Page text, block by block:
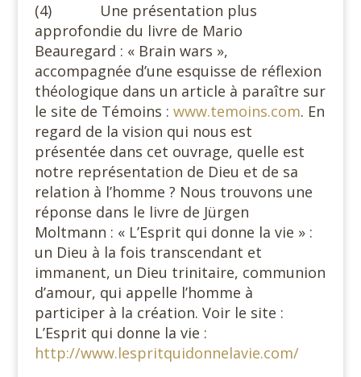
(4) Une présentation plus
approfondie du livre de Mario
Beauregard : « Brain wars »,
accompagnée d’une esquisse de réflexion
théologique dans un article à paraître sur
le site de Témoins : www.temoins.com. En
regard de la vision qui nous est
présentée dans cet ouvrage, quelle est
notre représentation de Dieu et de sa
relation à l’homme ? Nous trouvons une
réponse dans le livre de Jürgen
Moltmann : « L’Esprit qui donne la vie » :
un Dieu à la fois transcendant et
immanent, un Dieu trinitaire, communion
d’amour, qui appelle l’homme à
participer à la création. Voir le site :
L’Esprit qui donne la vie :
http://www.lespritquidonnelavie.com/